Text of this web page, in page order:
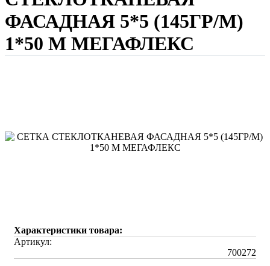
ФАСАДНАЯ 5*5 (145ГР/М)
1*50 М МЕГАФЛЕКС
Характеристики товара:
Артикул:
700272